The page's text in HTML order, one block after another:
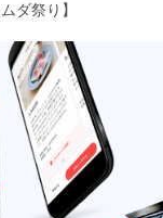
ダ祭り】